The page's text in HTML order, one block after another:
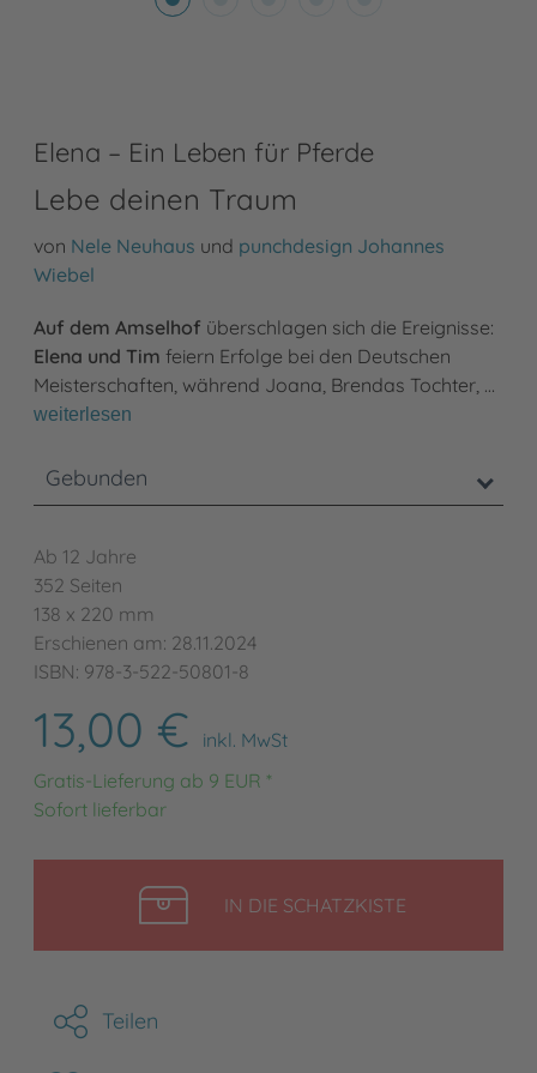
Elena – Ein Leben für Pferde
Lebe deinen Traum
von Nele Neuhaus und punchdesign Johannes
Wiebel
Auf dem Amselhof überschlagen sich die Ereignisse:
Elena und Tim feiern Erfolge bei den Deutschen
Meisterschaften, während Joana, Brendas Tochter, …
weiterlesen
Gebunden
Ab 12 Jahre
352 Seiten
138 x 220 mm
Erschienen am: 28.11.2024
ISBN: 978-3-522-50801-8
13,00 €
inkl. MwSt
Gratis-Lieferung ab 9 EUR *
Sofort lieferbar
IN DIE SCHATZKISTELEGEN
Teilen